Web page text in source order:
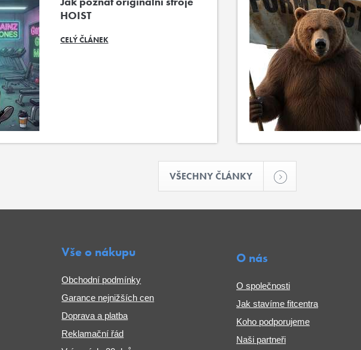
HOIST
CELÝ ČLÁNEK
VŠECHNY ČLÁNKY
Vše o nákupu
Obchodní podmínky
Garance nejnižších cen
Doprava a platba
Reklamační řád
O nás
O společnosti
Jak stavíme fitcentra
Koho podporujeme
Naši partneři